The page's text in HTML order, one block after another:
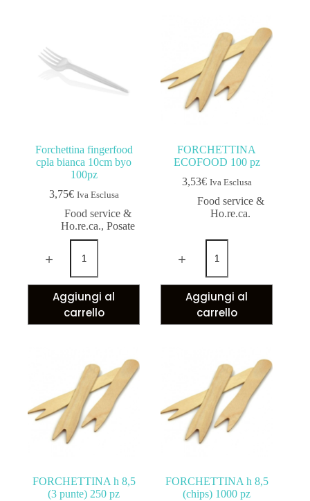
Forchettina fingerfood
cpla bianca 10cm byo
100pz
3,75€ Iva Esclusa
Food service &
Ho.re.ca., Posate
Aggiungi al
carrello
FORCHETTINA
ECOFOOD 100 pz
3,53€ Iva Esclusa
Food service &
Ho.re.ca.
Aggiungi al
carrello
FORCHETTINA h 8,5
(3 punte) 250 pz
FORCHETTINA h 8,5
(chips) 1000 pz